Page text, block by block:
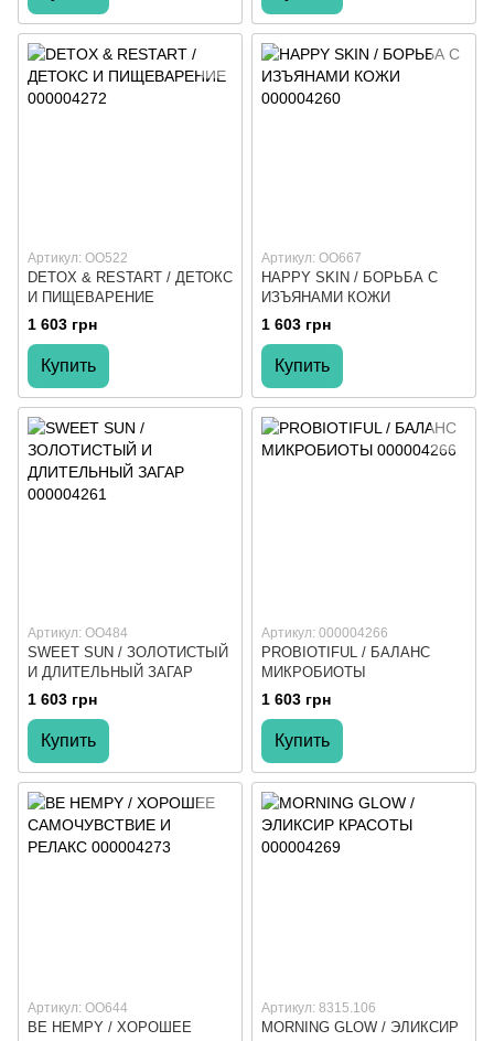
Артикул: ОО522
DETOX & RESTART / ДЕТОКС
И ПИЩЕВАРЕНИЕ
1 603 грн
Купить
Артикул: ОО667
HAPPY SKIN / БОРЬБА С
ИЗЪЯНАМИ КОЖИ
1 603 грн
Купить
Артикул: ОО484
SWEET SUN / ЗОЛОТИСТЫЙ
И ДЛИТЕЛЬНЫЙ ЗАГАР
1 603 грн
Купить
Артикул: 000004266
PROBIOTIFUL / БАЛАНС
МИКРОБИОТЫ
1 603 грн
Купить
Артикул: ОО644
BE HEMPY / ХОРОШЕЕ
Артикул: 8315.106
MORNING GLOW / ЭЛИКСИР